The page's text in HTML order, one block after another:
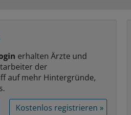
erhalten Ärzte und
der
auf mehr Hintergründe,
Kostenlos registrieren »